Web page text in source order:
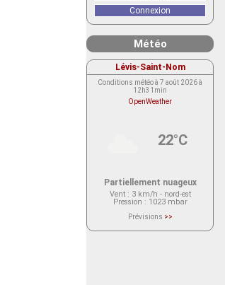
Connexion
Météo
Lévis-Saint-Nom
Conditions météo à 7 août 2026 à
12h31min
OpenWeather
22°C
Partiellement nuageux
Vent: 3 km/h - nord-est
Pression : 1023 mbar
Prévisions >>
actuellement aucune prévision